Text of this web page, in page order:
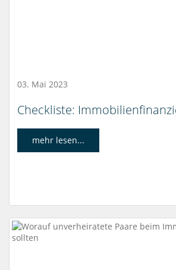
03. Mai 2023
Checkliste:
mehr lesen...